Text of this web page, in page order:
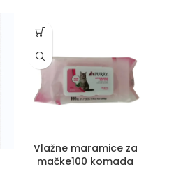
Vlažne maramice za
mačke100 komada